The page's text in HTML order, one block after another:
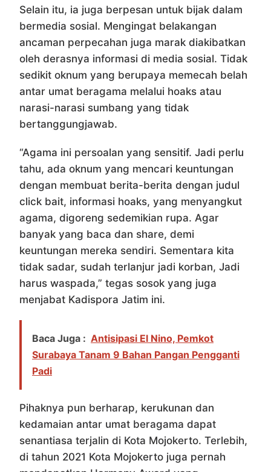
Selain itu, ia juga berpesan untuk bijak dalam
bermedia sosial. Mengingat belakangan
ancaman perpecahan juga marak diakibatkan
oleh derasnya informasi di media sosial. Tidak
sedikit oknum yang berupaya memecah belah
antar umat beragama melalui hoaks atau
narasi-narasi sumbang yang tidak
bertanggungjawab.
“Agama ini persoalan yang sensitif. Jadi perlu
tahu, ada oknum yang mencari keuntungan
dengan membuat berita-berita dengan judul
click bait, informasi hoaks, yang menyangkut
agama, digoreng sedemikian rupa. Agar
banyak yang baca dan share, demi
keuntungan mereka sendiri. Sementara kita
tidak sadar, sudah terlanjur jadi korban, Jadi
harus waspada,” tegas sosok yang juga
menjabat Kadispora Jatim ini.
Baca Juga : Antisipasi El Nino, Pemkot
Surabaya Tanam 9 Bahan Pangan Pengganti
Padi
Pihaknya pun berharap, kerukunan dan
kedamaian antar umat beragama dapat
senantiasa terjalin di Kota Mojokerto. Terlebih,
di tahun 2021 Kota Mojokerto juga pernah